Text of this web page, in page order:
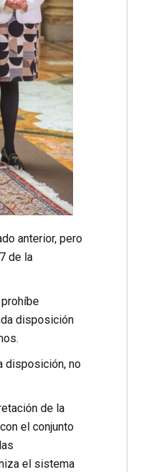
anterior, pero
de la
disposición
disposición, no
de la
el conjunto
el sistema